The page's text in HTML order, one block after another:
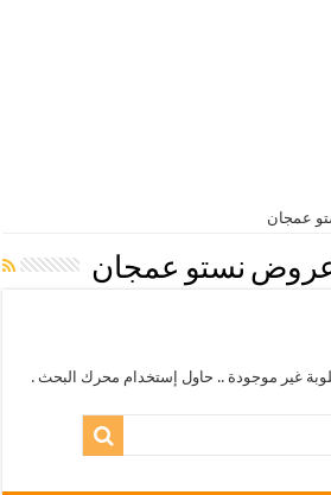
عمجان
نستو عمجان
غير موجودة .. حاول إستخدام محرك البحث .